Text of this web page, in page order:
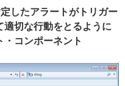
したアラートがトリガー
適切な行動をとるように
コンポーネント